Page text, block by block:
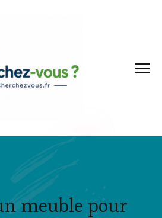
meuble pour